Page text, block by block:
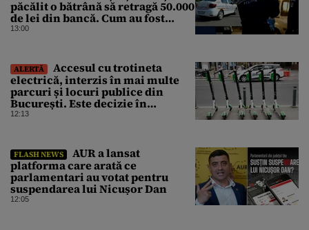
păcălit o bătrână să retragă 50.000
de lei din bancă. Cum au fost
prinși
13:00
ALERTĂ
Accesul cu trotineta
electrică, interzis în mai multe
parcuri și locuri publice din
București. Este decizie în
premieră, iar amenzile sunt
12:13
FLASH NEWS
AUR a lansat
platforma care arată ce
parlamentari au votat pentru
suspendarea lui Nicușor Dan
12:05